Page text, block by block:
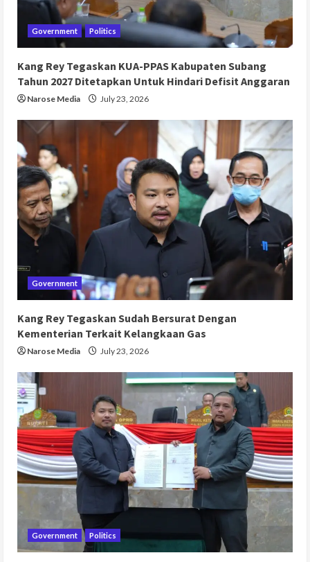
Government Politics
Kang Rey Tegaskan KUA-PPAS Kabupaten Subang
Tahun 2027 Ditetapkan Untuk Hindari Defisit Anggaran
Narose Media July 23, 2026
Government
Kang Rey Tegaskan Sudah Bersurat Dengan
Kementerian Terkait Kelangkaan Gas
Narose Media July 23, 2026
Government Politics